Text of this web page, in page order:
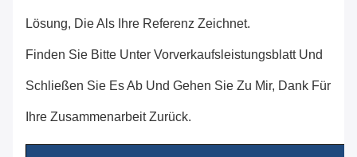
Lösung, Die Als Ihre Referenz Zeichnet.
Finden Sie Bitte Unter Vorverkaufsleistungsblatt Und
Schließen Sie Es Ab Und Gehen Sie Zu Mir, Dank Für
Ihre Zusammenarbeit Zurück.